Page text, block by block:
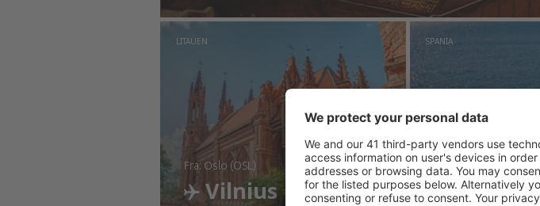
Sjekk informasjon
LITAUEN
fra: Oslo (OSL)
Vilnius
SPANIA